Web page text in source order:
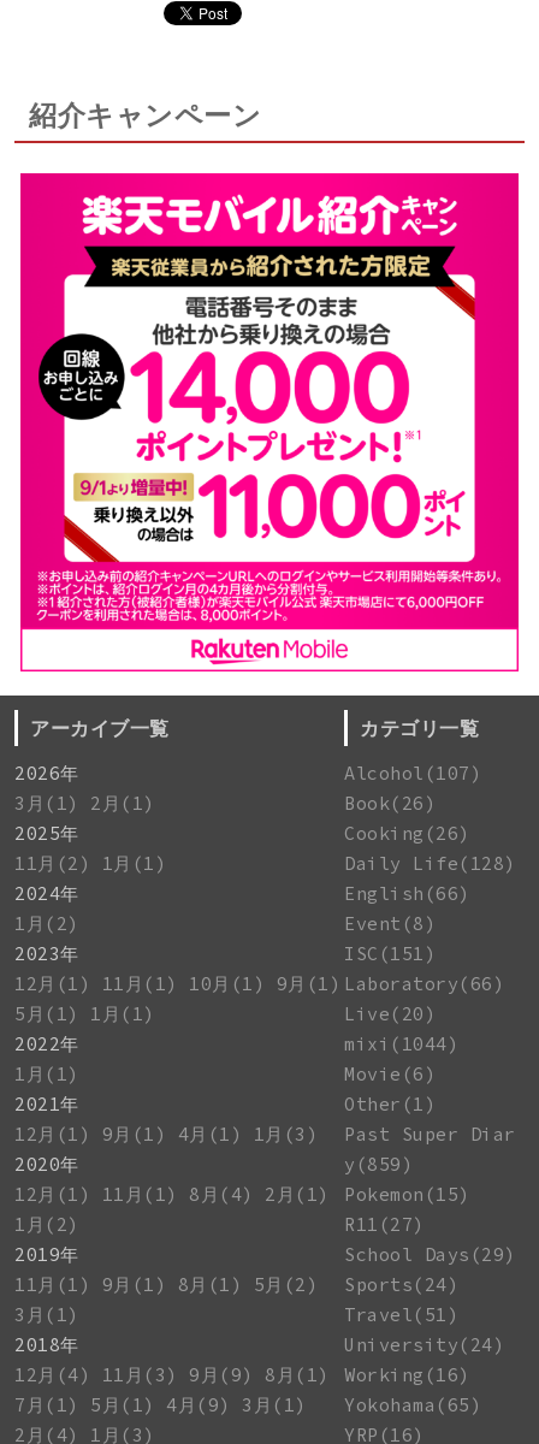
紹介キャンペーン
アーカイブ一覧
2026年
3月(1)
2月(1)
2025年
11月(2)
1月(1)
2024年
1月(2)
2023年
12月(1)
11月(1) 10月(1)
9月(1)
5月(1)
1月(1)
2022年
1月(1)
2021年
12月(1)
9月(1) 4月(1)
1月(3)
2020年
12月(1)
11月(1) 8月(4)
2月(1)
1月(2)
2019年
11月(1)
9月(1) 8月(1)
5月(2)
3月(1)
2018年
12月(4)
11月(3) 9月(9)
8月(1)
7月(1)
5月(1) 4月(9)
3月(1)
2月(4)
1月(3)
カテゴリ一覧
Alcohol(107)
Book(26)
Cooking(26)
Daily Life(128)
English(66)
Event(8)
ISC(151)
Laboratory(66)
Live(20)
mixi(1044)
Movie(6)
Other(1)
Past Super Diar
y(859)
Pokemon(15)
R11(27)
School Days(29)
Sports(24)
Travel(51)
University(24)
Working(16)
Yokohama(65)
YRP(16)